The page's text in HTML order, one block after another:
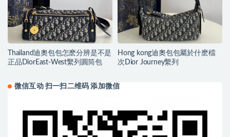
Thailand迪奧包包怎麽分辨是不是
正品DiorEast-West繫列圓筒包
Hong kong迪奧包包屬於什麽檔
次Dior Journey繫列
微信互动 扫一扫二维码 添加微信